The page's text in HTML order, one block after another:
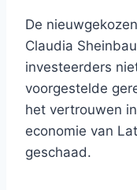
De
Claudia
investeerders
voorgestelde
het vertrouwen
economie van
geschaad.